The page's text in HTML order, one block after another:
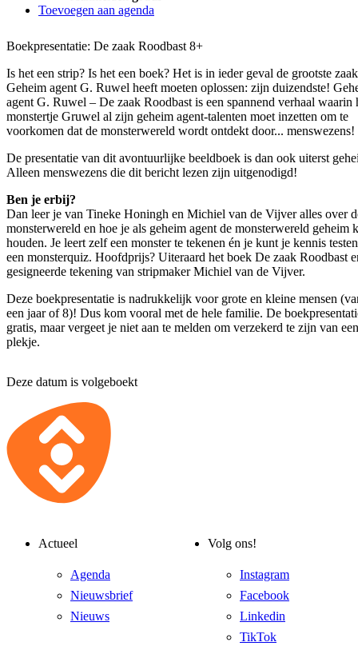
Toevoegen aan agenda
Boekpresentatie: De zaak Roodbast 8+
Is het een strip? Is het een boek? Het is in ieder geval de grootste
Geheim agent G. Ruwel heeft moeten oplossen: zijn duizendste!
agent G. Ruwel – De zaak Roodbast is een spannend verhaal waarin
monstertje Gruwel al zijn geheim agent-talenten moet inzetten om te
voorkomen dat de monsterwereld wordt ontdekt door... menswezens!
De presentatie van dit avontuurlijke beeldboek is dan ook uiterst
Alleen menswezens die dit bericht lezen zijn uitgenodigd!
Ben je erbij?
Dan leer je van Tineke Honingh en Michiel van de Vijver alles over
monsterwereld en hoe je als geheim agent de monsterwereld geheim
houden. Je leert zelf een monster te tekenen én je kunt je kennis
een monsterquiz. Hoofdprijs? Uiteraard het boek De zaak Roodbast
gesigneerde tekening van stripmaker Michiel van de Vijver.
Deze boekpresentatie is nadrukkelijk voor grote en kleine mensen
een jaar of 8)! Dus kom vooral met de hele familie. De
gratis, maar vergeet je niet aan te melden om verzekerd te zijn van een
plekje.
Deze datum is volgeboekt
Actueel
Agenda
Nieuwsbrief
Nieuws
Volg ons!
Instagram
Facebook
Linkedin
TikTok